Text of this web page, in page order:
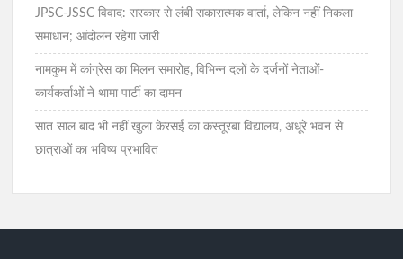
JPSC-JSSC विवाद: सरकार से लंबी सकारात्मक वार्ता, लेकिन नहीं निकला
समाधान; आंदोलन रहेगा जारी
नामकुम में कांग्रेस का मिलन समारोह, विभिन्न दलों के दर्जनों नेताओं-
कार्यकर्ताओं ने थामा पार्टी का दामन
सात साल बाद भी नहीं खुला केरसई का कस्तूरबा विद्यालय, अधूरे भवन से
छात्राओं का भविष्य प्रभावित